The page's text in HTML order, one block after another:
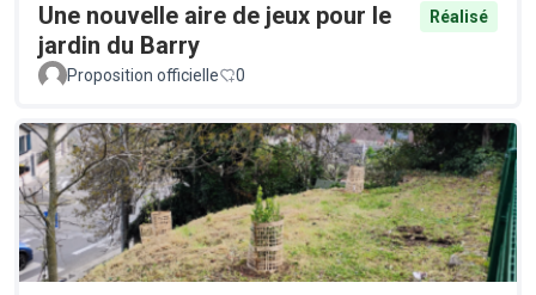
Une nouvelle aire de jeux pour le
jardin du Barry
Réalisé
Proposition officielle 0